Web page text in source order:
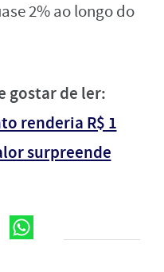
2% ao longo do
gostar de ler:
renderia R$ 1
surpreende